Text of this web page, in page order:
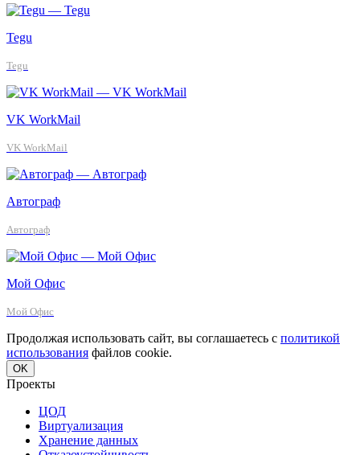
Tegu
Tegu
VK WorkMail
VK WorkMail
Автограф
Автограф
Мой Офис
Мой Офис
Продолжая использовать сайт, вы соглашаетесь с политикой
использования файлов cookie.
OK
Проекты
ЦОД
Виртуализация
Хранение данных